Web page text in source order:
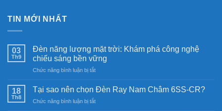
TIN MỚI NHẤT
03
Th9
Đèn năng lượng mặt trời: Khám phá công nghệ
chiếu sáng bền vững
Chức năng bình luận bị tắtở
năng
mặt
18
Th8
Tại sao nên chọn Đèn Ray Nam Châm 6SS-CR?
Chức năng bình luận bị tắtở